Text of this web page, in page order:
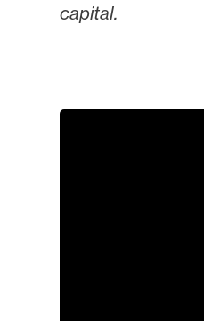
capital.